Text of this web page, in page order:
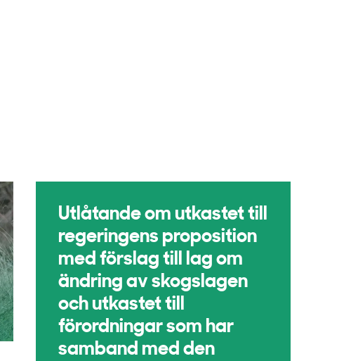
Utlåtande om utkastet till
regeringens proposition
med förslag till lag om
ändring av skogslagen
och utkastet till
förordningar som har
samband med den